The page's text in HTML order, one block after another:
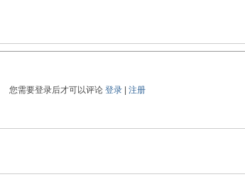
您需要登录后才可以评论登录 |注册